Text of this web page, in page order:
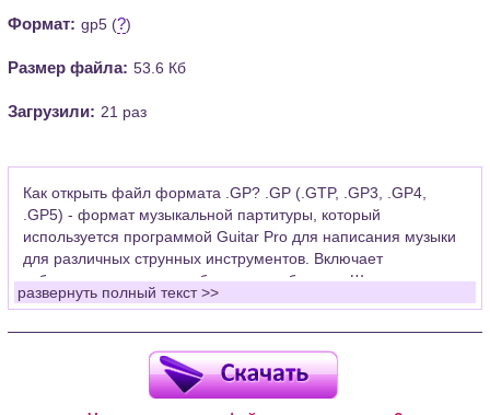
Формат: gp5 (?)
Размер файла: 53.6 Кб
Загрузили: 21 раз
Как открыть файл формата .GP? .GP (.GTP, .GP3, .GP4,
.GP5) - формат музыкальной партитуры, который
используется программой Guitar Pro для написания музыки
для различных струнных инструментов. Включает
табулатуры для гитары, бас-гитары, банджо. Широко
применяется для создания партитур, которые затем
Для открытия нот этого формата Вам необходимо
установить у себя на рабочем компьютере программу Guitar
Pro (желательно, последней версии). Скачать её можно с
развернуть полный текст >>